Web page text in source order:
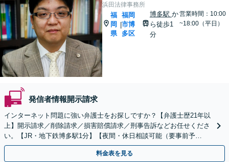
浜田法律事務所
福
岡
県
|
福岡
市博
多区
博多駅 か
ら徒歩1
分
営業時間：10:00
~18:00（平日）
発信者情報開示請求
インターネット問題に強い弁護士をお探しですか？【弁護士歴21年以
上】開示請求／削除請求／損害賠償請求／刑事告訴などお任せくださ
い。【JR・地下鉄博多駅1分】【夜間・休日相談可能（要事前予
約）】
料金表を見る